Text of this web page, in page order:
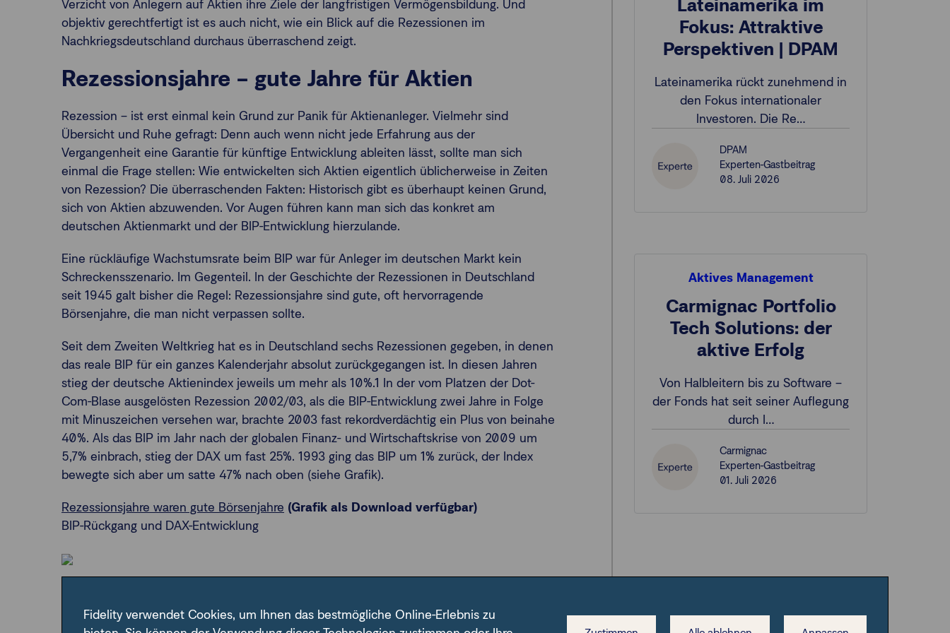
Verzicht von Anlegern auf Aktien ihre Ziele der langfristigen Vermögensbildung. Und
objektiv gerechtfertigt ist es auch nicht, wie ein Blick auf die Rezessionen im
Nachkriegsdeutschland durchaus überraschend zeigt.
Rezessionsjahre – gute Jahre für Aktien
Rezession – ist erst einmal kein Grund zur Panik für Aktienanleger. Vielmehr sind
Übersicht und Ruhe gefragt: Denn auch wenn nicht jede Erfahrung aus der
Vergangenheit eine Garantie für künftige Entwicklung ableiten lässt, sollte man sich
einmal die Frage stellen: Wie entwickelten sich Aktien eigentlich üblicherweise in Zeiten
von Rezession? Die überraschenden Fakten: Historisch gibt es überhaupt keinen Grund,
sich von Aktien abzuwenden. Vor Augen führen kann man sich das konkret am
deutschen Aktienmarkt und der BIP-Entwicklung hierzulande.
Eine rückläufige Wachstumsrate beim BIP war für Anleger im deutschen Markt kein
Schreckensszenario. Im Gegenteil. In der Geschichte der Rezessionen in Deutschland
seit 1945 galt bisher die Regel: Rezessionsjahre sind gute, oft hervorragende
Börsenjahre, die man nicht verpassen sollte.
Seit dem Zweiten Weltkrieg hat es in Deutschland sechs Rezessionen gegeben, in denen
das reale BIP für ein ganzes Kalenderjahr absolut zurückgegangen ist. In diesen Jahren
stieg der deutsche Aktienindex jeweils um mehr als 10%.1 In der vom Platzen der Dot-
Com-Blase ausgelösten Rezession 2002/03, als die BIP-Entwicklung zwei Jahre in Folge
mit Minuszeichen versehen war, brachte 2003 fast rekordverdächtig ein Plus von beinahe
40%. Als das BIP im Jahr nach der globalen Finanz- und Wirtschaftskrise von 2009 um
5,7% einbrach, stieg der DAX um fast 25%. 1993 ging das BIP um 1% zurück, der Index
bewegte sich aber um satte 47% nach oben (siehe Grafik).
Rezessionsjahre waren gute Börsenjahre (Grafik als Download verfügbar)
BIP-Rückgang und DAX-Entwicklung
Datastream, Statistisches Bundesamt (Volkswirtschaftliche Gesamtrechnungen, Wichtige Zusammenhänge im
Lateinamerika im
Fokus: Attraktive
Perspektiven | DPAM
Lateinamerika rückt zunehmend in
den Fokus internationaler
Investoren. Die Re…
DPAM
Experten-Gastbeitrag
08. Juli 2026
Aktives Management
Carmignac Portfolio
Tech Solutions: der
aktive Erfolg
Von Halbleitern bis zu Software –
der Fonds hat seit seiner Auflegung
durch I…
Carmignac
Experten-Gastbeitrag
01. Juli 2026
Fidelity verwendet Cookies, um Ihnen das bestmögliche Online-Erlebnis zu